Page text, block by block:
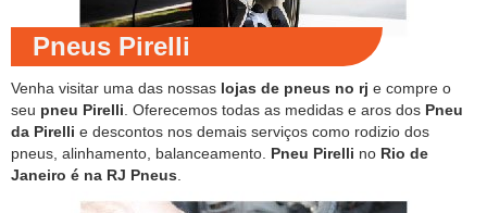
Pneus Pirelli
Venha visitar uma das nossas lojas de pneus no rj e compre o
seu pneu Pirelli . Oferecemos todas as medidas e aros dos Pneu
da Pirelli e descontos nos demais serviços como rodizio dos
pneus, alinhamento, balanceamento. Pneu Pirelli no Rio de
Janeiro é na RJ Pneus